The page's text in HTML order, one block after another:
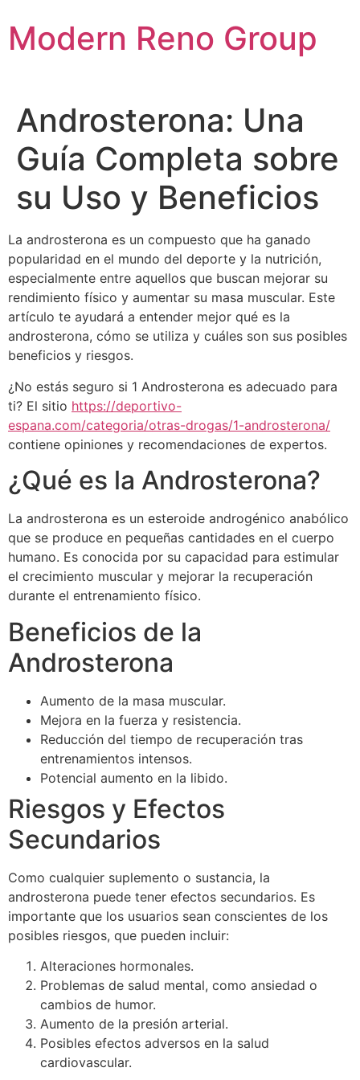
to
content
Modern Reno Group
Androsterona: Una
Guía Completa sobre
su Uso y Beneficios
La androsterona es un compuesto que ha ganado
popularidad en el mundo del deporte y la nutrición,
especialmente entre aquellos que buscan mejorar su
rendimiento físico y aumentar su masa muscular. Este
artículo te ayudará a entender mejor qué es la
androsterona, cómo se utiliza y cuáles son sus posibles
beneficios y riesgos.
¿No estás seguro si 1 Androsterona es adecuado para
ti? El sitio https://deportivo-
espana.com/categoria/otras-drogas/1-androsterona/
contiene opiniones y recomendaciones de expertos.
¿Qué es la Androsterona?
La androsterona es un esteroide androgénico anabólico
que se produce en pequeñas cantidades en el cuerpo
humano. Es conocida por su capacidad para estimular
el crecimiento muscular y mejorar la recuperación
durante el entrenamiento físico.
Beneficios de la
Androsterona
Aumento de la masa muscular.
Mejora en la fuerza y resistencia.
Reducción del tiempo de recuperación tras
entrenamientos intensos.
Potencial aumento en la libido.
Riesgos y Efectos
Secundarios
Como cualquier suplemento o sustancia, la
androsterona puede tener efectos secundarios. Es
importante que los usuarios sean conscientes de los
posibles riesgos, que pueden incluir:
Alteraciones hormonales.
Problemas de salud mental, como ansiedad o
cambios de humor.
Aumento de la presión arterial.
Posibles efectos adversos en la salud
cardiovascular.